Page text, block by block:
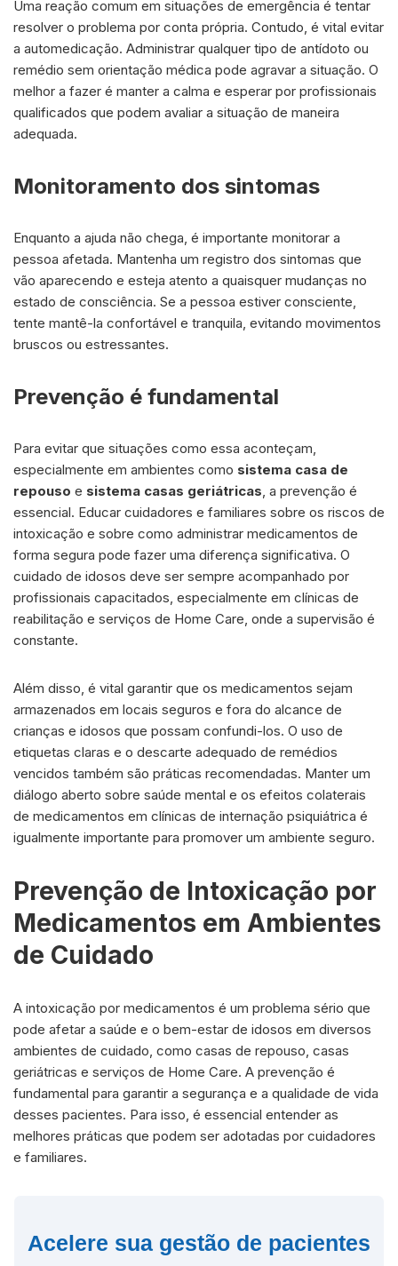
Uma reação comum em situações de emergência é tentar
resolver o problema por conta própria. Contudo, é vital evitar
a automedicação. Administrar qualquer tipo de antídoto ou
remédio sem orientação médica pode agravar a situação. O
melhor a fazer é manter a calma e esperar por profissionais
qualificados que podem avaliar a situação de maneira
adequada.
Monitoramento dos sintomas
Enquanto a ajuda não chega, é importante monitorar a
pessoa afetada. Mantenha um registro dos sintomas que
vão aparecendo e esteja atento a quaisquer mudanças no
estado de consciência. Se a pessoa estiver consciente,
tente mantê-la confortável e tranquila, evitando movimentos
bruscos ou estressantes.
Prevenção é fundamental
Para evitar que situações como essa aconteçam,
especialmente em ambientes como sistema casa de
repouso e sistema casas geriátricas, a prevenção é
essencial. Educar cuidadores e familiares sobre os riscos de
intoxicação e sobre como administrar medicamentos de
forma segura pode fazer uma diferença significativa. O
cuidado de idosos deve ser sempre acompanhado por
profissionais capacitados, especialmente em clínicas de
reabilitação e serviços de Home Care, onde a supervisão é
constante.
Além disso, é vital garantir que os medicamentos sejam
armazenados em locais seguros e fora do alcance de
crianças e idosos que possam confundi-los. O uso de
etiquetas claras e o descarte adequado de remédios
vencidos também são práticas recomendadas. Manter um
diálogo aberto sobre saúde mental e os efeitos colaterais
de medicamentos em clínicas de internação psiquiátrica é
igualmente importante para promover um ambiente seguro.
Prevenção de Intoxicação por
Medicamentos em Ambientes
de Cuidado
A intoxicação por medicamentos é um problema sério que
pode afetar a saúde e o bem-estar de idosos em diversos
ambientes de cuidado, como casas de repouso, casas
geriátricas e serviços de Home Care. A prevenção é
fundamental para garantir a segurança e a qualidade de vida
desses pacientes. Para isso, é essencial entender as
melhores práticas que podem ser adotadas por cuidadores
e familiares.
Acelere sua gestão de pacientes